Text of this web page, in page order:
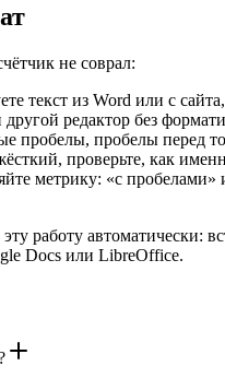
не соврал:
текст из Word или с
редактор без
пробелы, пробелы перед
проверьте, как
метрику: «с
работу автоматически:
Docs или LibreOffice.